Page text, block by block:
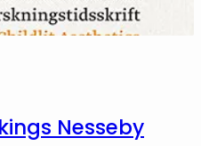
Nesseby